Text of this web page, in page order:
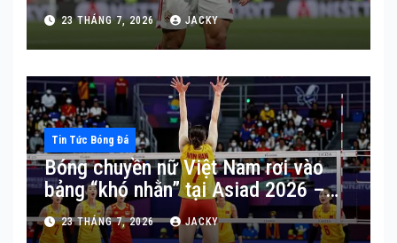
Milan?
23 THÁNG 7, 2026 JACKY
Tin Tức Bóng Đá
Bóng chuyền nữ Việt Nam rơi vào
bảng “khó nhằn” tại Asiad 2026 –
Hàn Quốc là thử thách lớn nhất
23 THÁNG 7, 2026 JACKY